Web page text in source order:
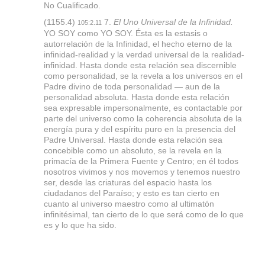
No Cualificado.
(1155.4) 105:2.11 7. El Uno Universal de la Infinidad.
YO SOY como YO SOY. Ésta es la estasis o
autorrelación de la Infinidad, el hecho eterno de la
infinidad-realidad y la verdad universal de la realidad-
infinidad. Hasta donde esta relación sea discernible
como personalidad, se la revela a los universos en el
Padre divino de toda personalidad — aun de la
personalidad absoluta. Hasta donde esta relación
sea expresable impersonalmente, es contactable por
parte del universo como la coherencia absoluta de la
energía pura y del espíritu puro en la presencia del
Padre Universal. Hasta donde esta relación sea
concebible como un absoluto, se la revela en la
primacía de la Primera Fuente y Centro; en él todos
nosotros vivimos y nos movemos y tenemos nuestro
ser, desde las criaturas del espacio hasta los
ciudadanos del Paraíso; y esto es tan cierto en
cuanto al universo maestro como al ultimatón
infinitésimal, tan cierto de lo que será como de lo que
es y lo que ha sido.